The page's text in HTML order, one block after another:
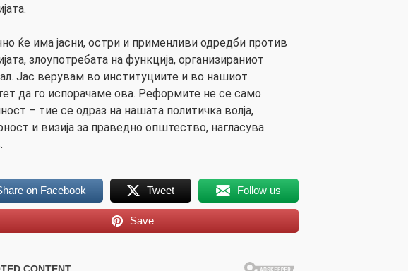
ќе има јасни, остри и применливи одредби против
злоупотребата на функција, организираниот
Јас верувам во институциите и во нашиот
да го испорачаме ова. Реформите не се само
– тие се одраз на нашата политичка волја,
и визија за праведно општество, нагласува
on Facebook Tweet Follow us
Save